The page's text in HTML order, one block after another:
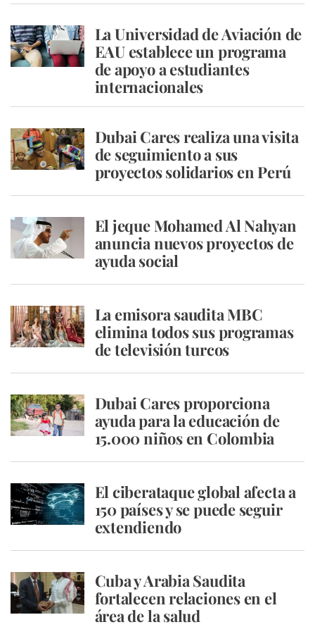
La Universidad de Aviación de
EAU establece un programa
de apoyo a estudiantes
internacionales
Dubai Cares realiza una visita
de seguimiento a sus
proyectos solidarios en Perú
El jeque Mohamed Al Nahyan
anuncia nuevos proyectos de
ayuda social
La emisora ​​saudita MBC
elimina todos sus programas
de televisión turcos
Dubai Cares proporciona
ayuda para la educación de
15.000 niños en Colombia
El ciberataque global afecta a
150 países y se puede seguir
extendiendo
Cuba y Arabia Saudita
fortalecen relaciones en el
área de la salud